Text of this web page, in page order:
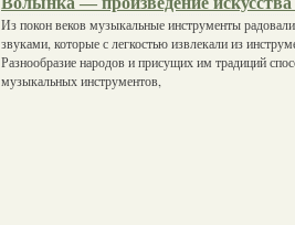
Из покон веков музыкальные инструменты
звуками, которые с легкостью извлекали из
Разнообразие народов и присущих им традиций
музыкальных инструментов,